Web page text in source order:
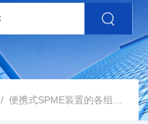
/ 便携式SPME装置的各组成部件功能特点介绍